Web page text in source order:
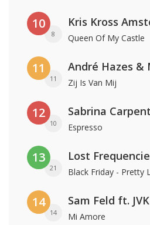
10
8
Kris Kross
Queen Of My Castle
11
11
André Hazes
Zij Is Van Mij
12
10
Sabrina
Espresso
13
21
Lost
Black Friday - Pretty
14
14
Sam Feld ft.
Mi Amore